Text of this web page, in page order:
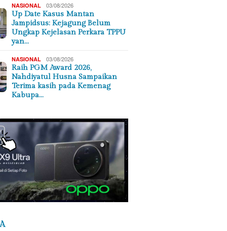
NASIONAL 03/08/2026
Up Date Kasus Mantan
Jampidsus: Kejagung Belum
Ungkap Kejelasan Perkara TPPU
yan…
NASIONAL 03/08/2026
Raih PGM Award 2026,
Nahdiyatul Husna Sampaikan
Terima kasih pada Kemenag
Kabupa…